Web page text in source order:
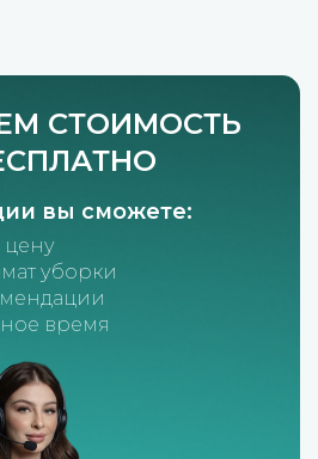
СТОИМОСТЬ
вы сможете:
цену
уборки
время